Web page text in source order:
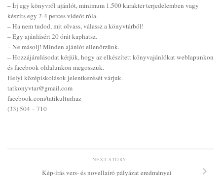
– Írj egy könyvről ajánlót, minimum 1.500 karakter terjedelemben vagy
készíts egy 2-4 perces videót róla.
– Ha nem tudod, mit olvass, válassz a könyvtárból!
– Egy ajánlásért 20 órát kaphatsz.
– Ne másolj! Minden ajánlót ellenőrzünk.
– Hozzájárulásodat kérjük, hogy az elkészített könyvajánlókat weblapunkon
és facebook oldalunkon megosszuk.
Helyi középiskolások jelentkezését várjuk.
tatkonyvtar@gmail.com
facebook.com/tatikulturhaz
(33) 504 – 710
NEXT STORY
Kép-írás vers- és novellaíró pályázat eredményei